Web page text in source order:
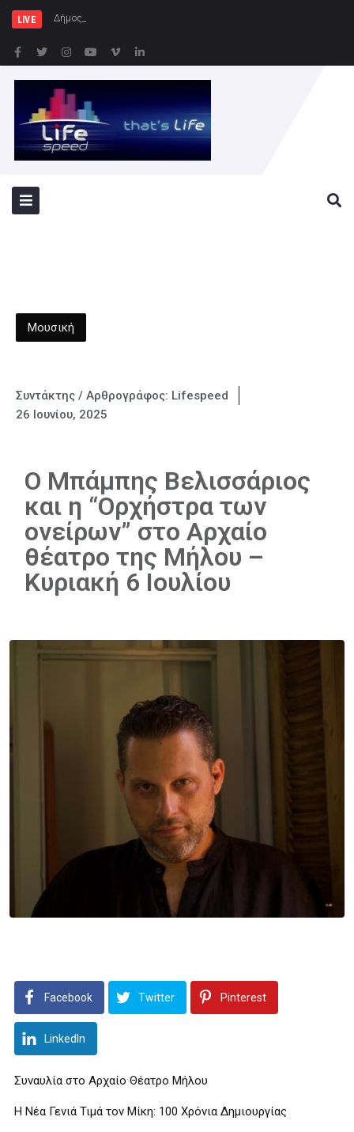
LIVE Δήμος Πειραιά : Συγκέντρωσ
Μουσική
Συντάκτης / Αρθρογράφος: Lifespeed
26 Ιουνίου, 2025
Ο Μπάμπης Βελισσάριος
και η “Ορχήστρα των
ονείρων” στο Αρχαίο
θέατρο της Μήλου –
Κυριακή 6 Ιουλίου
Facebook Twitter Pinterest
LinkedIn
Συναυλία στο Αρχαίο Θέατρο Μήλου
Η Νέα Γενιά Τιμά τον Μίκη: 100 Χρόνια Δημιουργίας